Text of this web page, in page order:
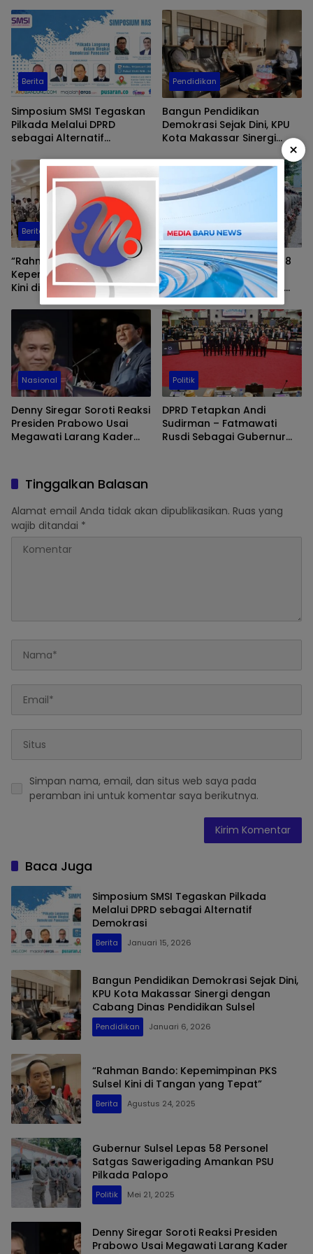
Berita
Simposium SMSI Tegaskan
Pilkada Melalui DPRD
sebagai Alternatif
Pendidikan
Bangun Pendidikan
Demokrasi Sejak Dini, KPU
Kota Makassar Sinergi
Pendidikan Sulsel
Berita
“Rahman Bando:
Kepemimpinan PKS Sulsel
Kini di Tangan yang Tepat”
Politik
Gubernur Sulsel Lepas 58
Personel Satgas
Sawerigading Amankan
PSU Pilkada Palopo
Nasional
Denny Siregar Soroti Reaksi
Presiden Prabowo Usai
Megawati Larang Kader
Politik
DPRD Tetapkan Andi
Sudirman – Fatmawati
Rusdi Sebagai Gubernur
Anggaran
Tinggalkan Balasan
Alamat email Anda tidak akan dipublikasikan. Ruas yang
wajib ditandai *
Simpan nama, email, dan situs web saya pada
peramban ini untuk komentar saya berikutnya.
Baca Juga
Simposium SMSI Tegaskan Pilkada
Melalui DPRD sebagai Alternatif
Demokrasi
Berita Januari 15, 2026
Bangun Pendidikan Demokrasi Sejak Dini,
KPU Kota Makassar Sinergi dengan
Cabang Dinas Pendidikan Sulsel
Pendidikan Januari 6, 2026
“Rahman Bando: Kepemimpinan PKS
Sulsel Kini di Tangan yang Tepat”
Berita Agustus 24, 2025
Gubernur Sulsel Lepas 58 Personel
Satgas Sawerigading Amankan PSU
Pilkada Palopo
Politik Mei 21, 2025
Denny Siregar Soroti Reaksi Presiden
Prabowo Usai Megawati Larang Kader
×